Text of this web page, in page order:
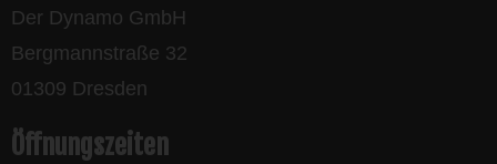
Der Dynamo GmbH
Bergmannstraße 32
01309 Dresden
Öffnungszeiten